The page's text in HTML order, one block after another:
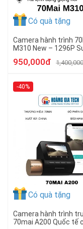
Có quà tặng
Camera hành trình
M310 New – 1296P
Chính hãng quốc tế
950,000đ
-40%
Có quà tặng
Camera hành trình
70mai A200 Quốc tế